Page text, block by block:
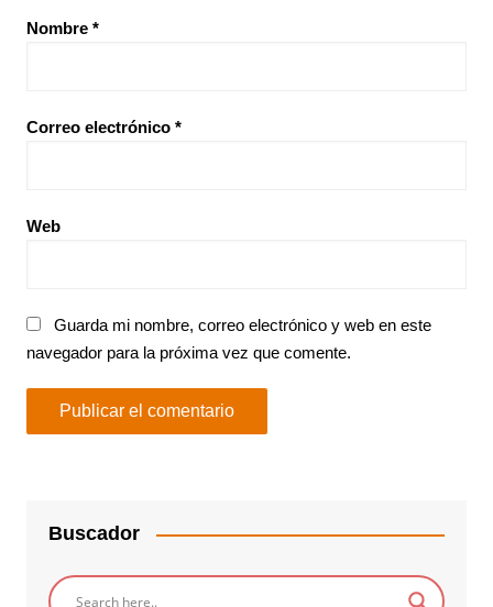
Nombre *
Correo electrónico *
Web
Guarda mi nombre, correo electrónico y web en este
navegador para la próxima vez que comente.
Buscador